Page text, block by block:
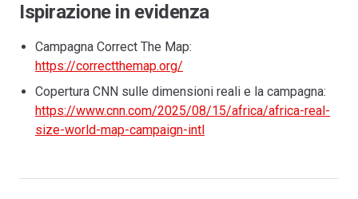
Ispirazione in evidenza
Campagna Correct The Map:
https://correctthemap.org/
Copertura CNN sulle dimensioni reali e la campagna:
https://www.cnn.com/2025/08/15/africa/africa-real-
size-world-map-campaign-intl